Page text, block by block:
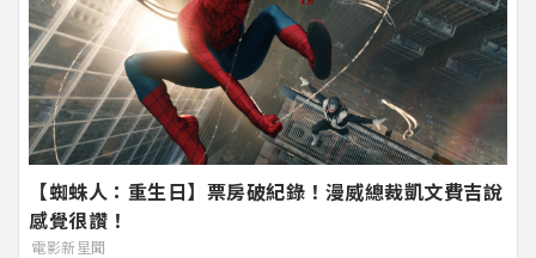
【蜘蛛人：重生日】票房破紀錄！漫威總裁凱文費吉說
感覺很讚！
電影新星聞